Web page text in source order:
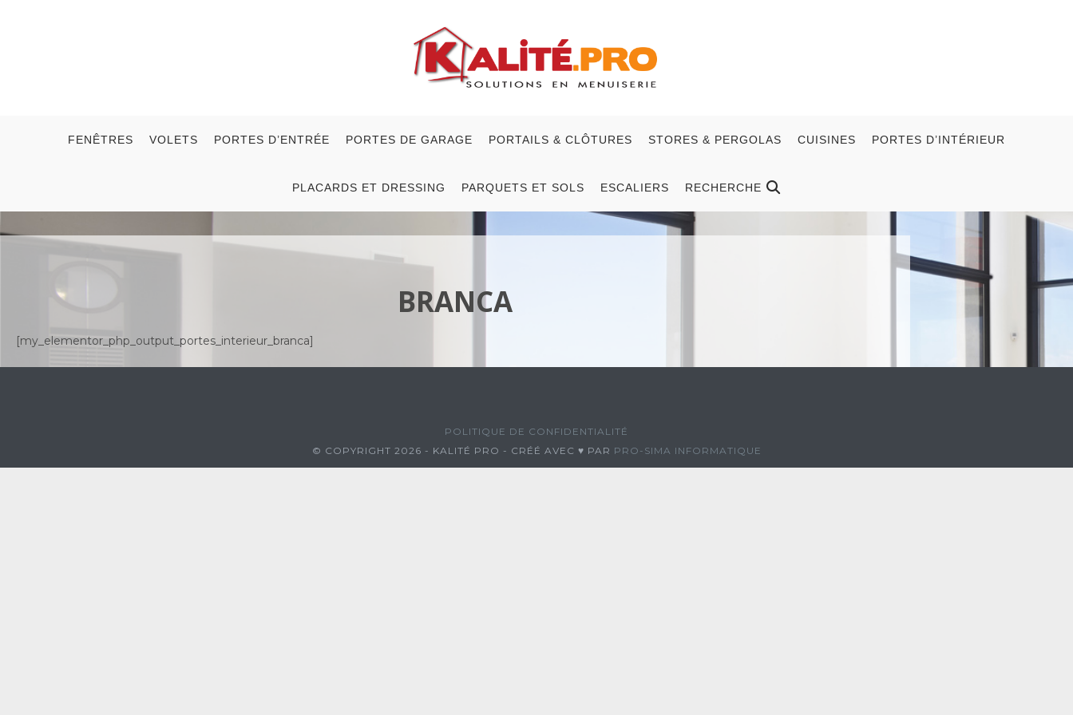
FENÊTRES VOLETS PORTES D’ENTRÉE PORTES DE GARAGE PORTAILS & CLÔTURES STORES & PERGOLAS CUISINES PORTES D’INTÉRIEUR
PLACARDS ET DRESSING PARQUETS ET SOLS ESCALIERS RECHERCHE
BRANCA
[my_elementor_php_output_portes_interieur_branca]
POLITIQUE DE CONFIDENTIALITÉ
© COPYRIGHT 2026 - KALITÉ PRO - CRÉÉ AVEC ♥ PAR PRO-SIMA INFORMATIQUE